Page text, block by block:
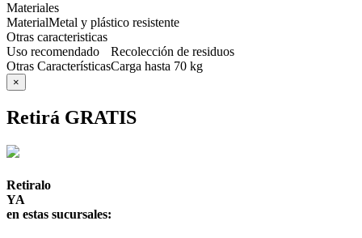
Materiales
MaterialMetal y plástico resistente
Otras caracteristicas
Uso recomendado
Recolección de residuos
Otras CaracterísticasCarga hasta 70 kg
×
Retirá GRATIS
Retiralo
YA
en estas sucursales: